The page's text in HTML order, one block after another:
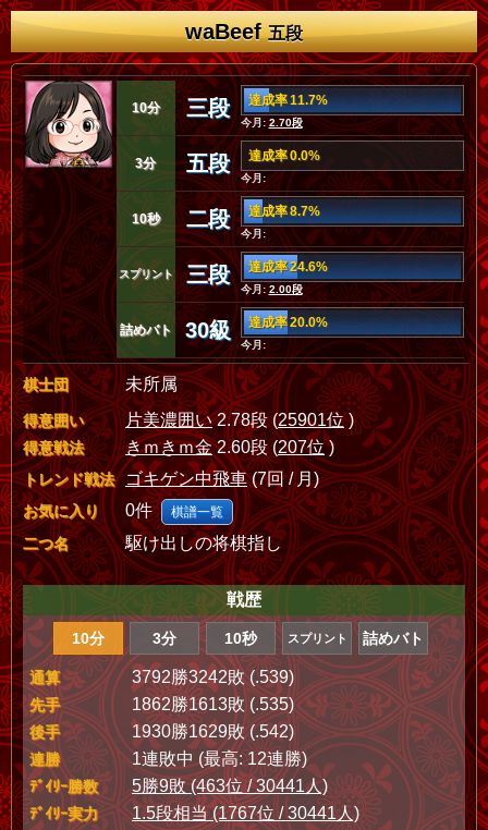
waBeef五段
10分 三段 達成率 11.7%
今月:2.70段
3分 五段 達成率 0.0%
今月:
10秒 二段 達成率 8.7%
今月:
スプリント 三段 達成率 24.6%
今月:2.00段
詰めバト 30級 達成率 20.0%
今月:
棋士団 未所属
得意囲い 片美濃囲い2.78段 (25901位)
得意戦法 きｍきｍ金2.60段 (207位)
トレンド戦法 ゴキゲン中飛車(7回 / 月)
お気に入り 0件 棋譜一覧
二つ名 駆け出しの将棋指し
戦歴
10分 3分 10秒 スプリント 詰めバト
通算 3792勝3242敗 (.539)
先手 1862勝1613敗 (.535)
後手 1930勝1629敗 (.542)
連勝 1連敗中 (最高: 12連勝)
ﾃﾞｲﾘｰ勝数 5勝9敗 (463位 / 30441人)
ﾃﾞｲﾘｰ実力 1.5段相当 (1767位 / 30441人)